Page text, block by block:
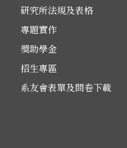
研究所法規及表格
專題實作
獎助學金
招生專區
系友會表單及問卷下載